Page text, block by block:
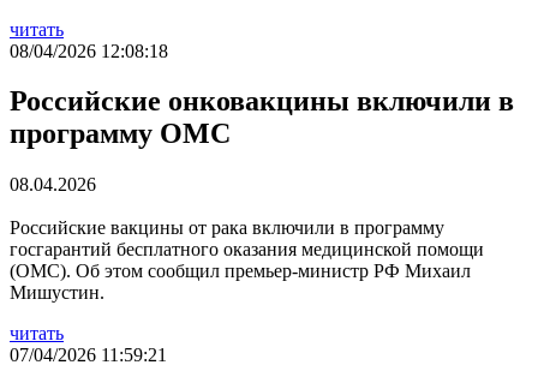
читать
08/04/2026 12:08:18
Российские онковакцины включили в
программу ОМС
08.04.2026
Российские вакцины от рака включили в программу
госгарантий бесплатного оказания медицинской помощи
(ОМС). Об этом сообщил премьер-министр РФ Михаил
Мишустин.
читать
07/04/2026 11:59:21